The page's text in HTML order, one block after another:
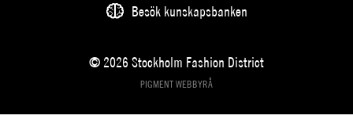
Besök kunskapsbanken
© 2026 Stockholm Fashion District
PIGMENT WEBBYRÅ